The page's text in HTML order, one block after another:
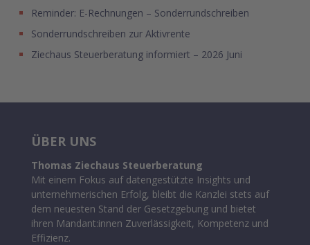
Reminder: E-Rechnungen – Sonderrundschreiben
Sonderrundschreiben zur Aktivrente
Ziechaus Steuerberatung informiert – 2026 Juni
ÜBER UNS
Thomas Ziechaus Steuerberatung
Mit einem Fokus auf datengestützte Insights und
unternehmerischen Erfolg, bleibt die Kanzlei stets auf
dem neuesten Stand der Gesetzgebung und bietet
ihren Mandant:innen Zuverlässigkeit, Kompetenz und
Effizienz.